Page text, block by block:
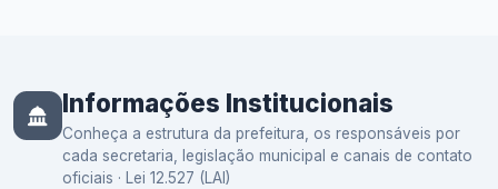
Informações Institucionais
Conheça a estrutura da prefeitura, os responsáveis por
cada secretaria, legislação municipal e canais de contato
oficiais · Lei 12.527 (LAI)